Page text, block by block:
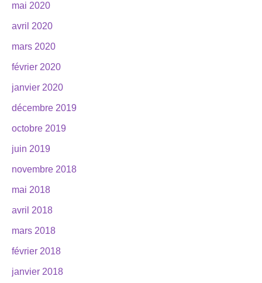
mai 2020
avril 2020
mars 2020
février 2020
janvier 2020
décembre 2019
octobre 2019
juin 2019
novembre 2018
mai 2018
avril 2018
mars 2018
février 2018
janvier 2018